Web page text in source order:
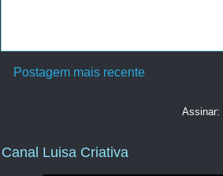
Postagem mais recente
Assinar:
Canal Luisa Criativa